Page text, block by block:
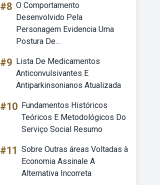
#8 O Comportamento
Desenvolvido Pela
Personagem Evidencia Uma
Postura De...
#9 Lista De Medicamentos
Anticonvulsivantes E
Antiparkinsonianos Atualizada
#10 Fundamentos Históricos
Teóricos E Metodológicos Do
Serviço Social Resumo
#11 Sobre Outras áreas Voltadas à
Economia Assinale A
Alternativa Incorreta